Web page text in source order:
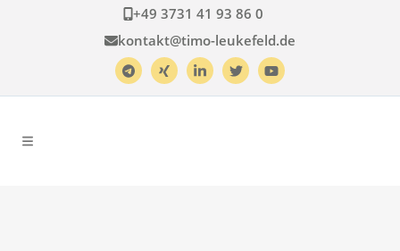
+49 3731 41 93 86 0
kontakt@timo-leukefeld.de